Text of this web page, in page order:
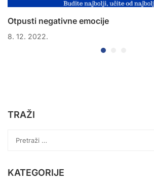
Otpusti negativne emocije
8. 12. 2022.
TRAŽI
KATEGORIJE